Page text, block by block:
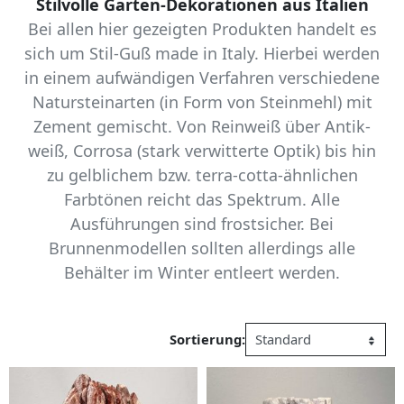
Bei allen hier gezeigten Produkten handelt es
sich um Stil-Guß made in Italy. Hierbei werden
in einem aufwändigen Verfahren verschiedene
Natursteinarten (in Form von Steinmehl) mit
Zement gemischt. Von Reinweiß über Antik-
weiß, Corrosa (stark verwitterte Optik) bis hin
zu gelblichem bzw. terra-cotta-ähnlichen
Farbtönen reicht das Spektrum. Alle
Ausführungen sind frostsicher. Bei
Brunnenmodellen sollten allerdings alle
Behälter im Winter entleert werden.
Sortierung: